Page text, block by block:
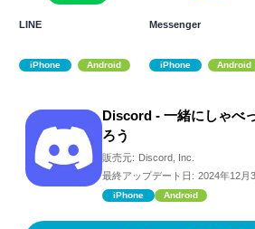
LINE
iPhone Android
Messenger
iPhone Android
Discord - 一緒にしゃべ
ろう
販売元: Discord, Inc.
最終アップデート日: 2024年12月
iPhone Android